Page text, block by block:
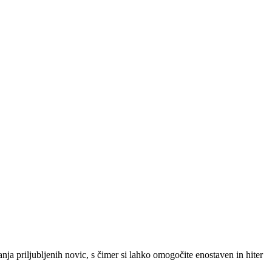
priljubljenih novic, s čimer si lahko omogočite enostaven in hiter